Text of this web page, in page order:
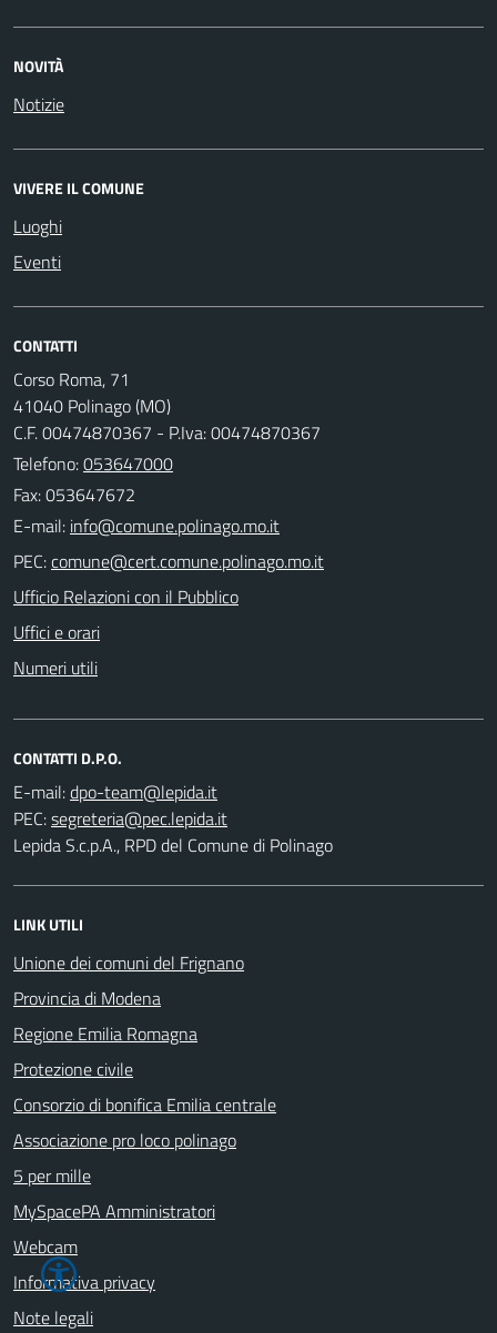
NOVITÀ
Notizie
VIVERE IL COMUNE
Luoghi
Eventi
CONTATTI
Corso Roma, 71
41040 Polinago (MO)
C.F. 00474870367 - P.Iva: 00474870367
Telefono:053647000
Fax: 053647672
E-mail:
PEC:
Ufficio Relazioni con il Pubblico
Uffici e orari
Numeri utili
CONTATTI D.P.O.
E-mail:
PEC:
Lepida S.c.p.A., RPD del Comune di Polinago
LINK UTILI
Unione dei comuni del Frignano
Provincia di Modena
Regione Emilia Romagna
Protezione civile
Consorzio di bonifica Emilia centrale
Associazione pro loco polinago
5 per mille
MySpacePA Amministratori
Webcam
Informativa privacy
Note legali